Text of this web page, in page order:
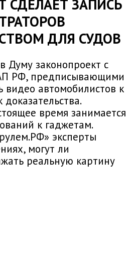
СДЕЛАЕТ ЗАПИСЬ
ДЛЯ СУДОВ
Думу законопроект с
РФ, предписывающими
видео автомобилистов к
время занимается
к гаджетам.
эксперты
могут ли
реальную картину